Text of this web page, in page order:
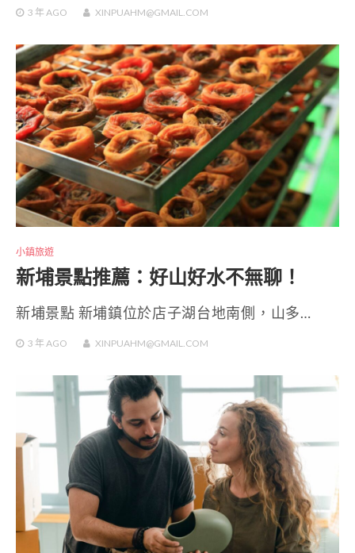
3 年AGO XINPUAHM@GMAIL.COM
小鎮旅遊
新埔景點推薦：好山好水不無聊！
新埔景點 新埔鎮位於店子湖台地南側，山多…
3 年AGO XINPUAHM@GMAIL.COM